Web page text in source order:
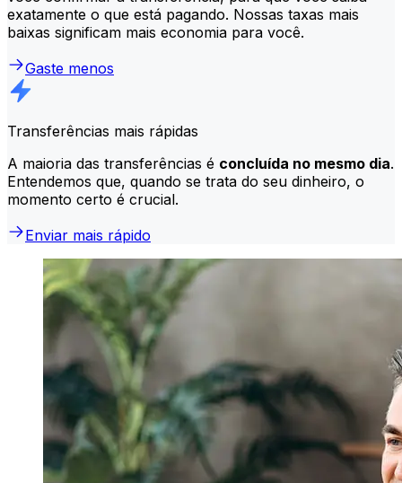
exatamente o que está pagando. Nossas taxas mais
baixas significam mais economia para você.
Gaste menos
Transferências mais rápidas
A maioria das transferências é concluída no mesmo dia.
Entendemos que, quando se trata do seu dinheiro, o
momento certo é crucial.
Enviar mais rápido